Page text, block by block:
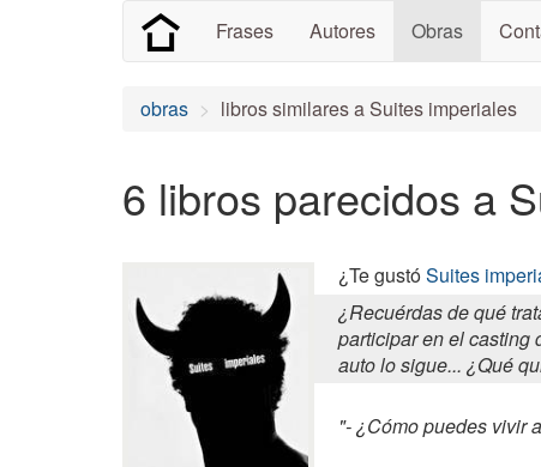
Frases Autores Obras
obras libros similares a Suites imperiales
6 libros parecidos a
¿Te gustóSuites
¿Recuérdas de qué
participar en el casting
auto lo sigue... ¿Qué
"- ¿Cómo puedes vivir